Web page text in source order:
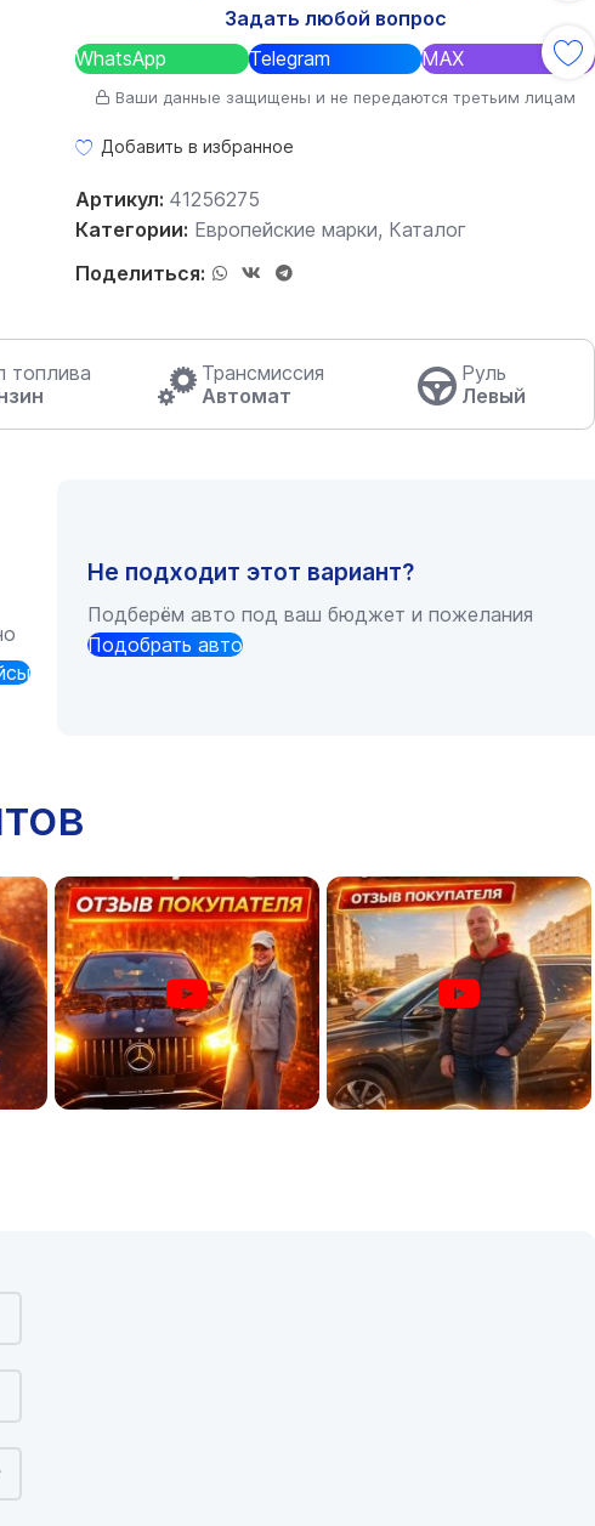
Задать любой вопрос
WhatsApp
Telegram MAX
Ваши данные защищены и не передаются третьим лицам
Добавить в избранное
Артикул: 41256275
Категории: Европейские марки, Каталог
Поделиться:
топлива
Трансмиссия
Автомат
Руль
Левый
Не подходит этот вариант?
Подберём авто под ваш бюджет и пожелания
Подобрать авто